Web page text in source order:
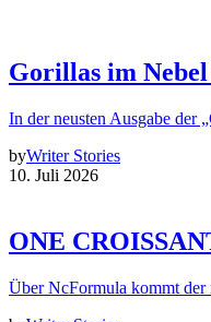
Gorillas im
In der neusten Ausgabe der
byWriter Stories
10. Juli 2026
ONE
Über NcFormula kommt der